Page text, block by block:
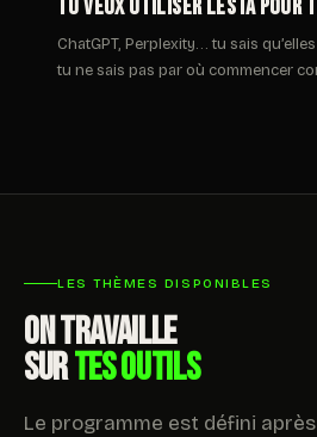
Tu veux utiliser les IA pour
ChatGPT, Perplexity… tu sais
tu ne sais pas par où commencer
LES THÈMES DISPONIBLES
ON TRAVAILLE
SURTES OUTILS
Le programme est défini